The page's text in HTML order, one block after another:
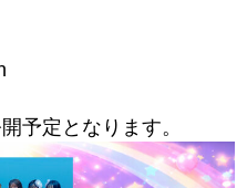
予定となります。